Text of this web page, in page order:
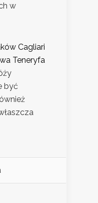
w
Cagliari
Teneryfa
być